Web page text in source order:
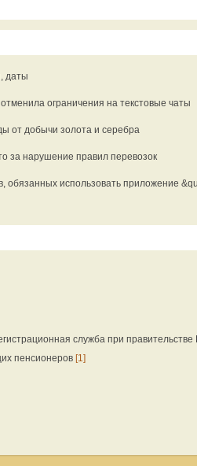
даты
ограничения на текстовые чаты
от добычи золота и серебра
за нарушение правил перевозок
обязанных использовать приложение
служба при правительстве
пенсионеров [1]